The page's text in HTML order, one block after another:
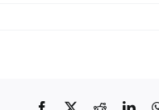
Facebook
X Reddit